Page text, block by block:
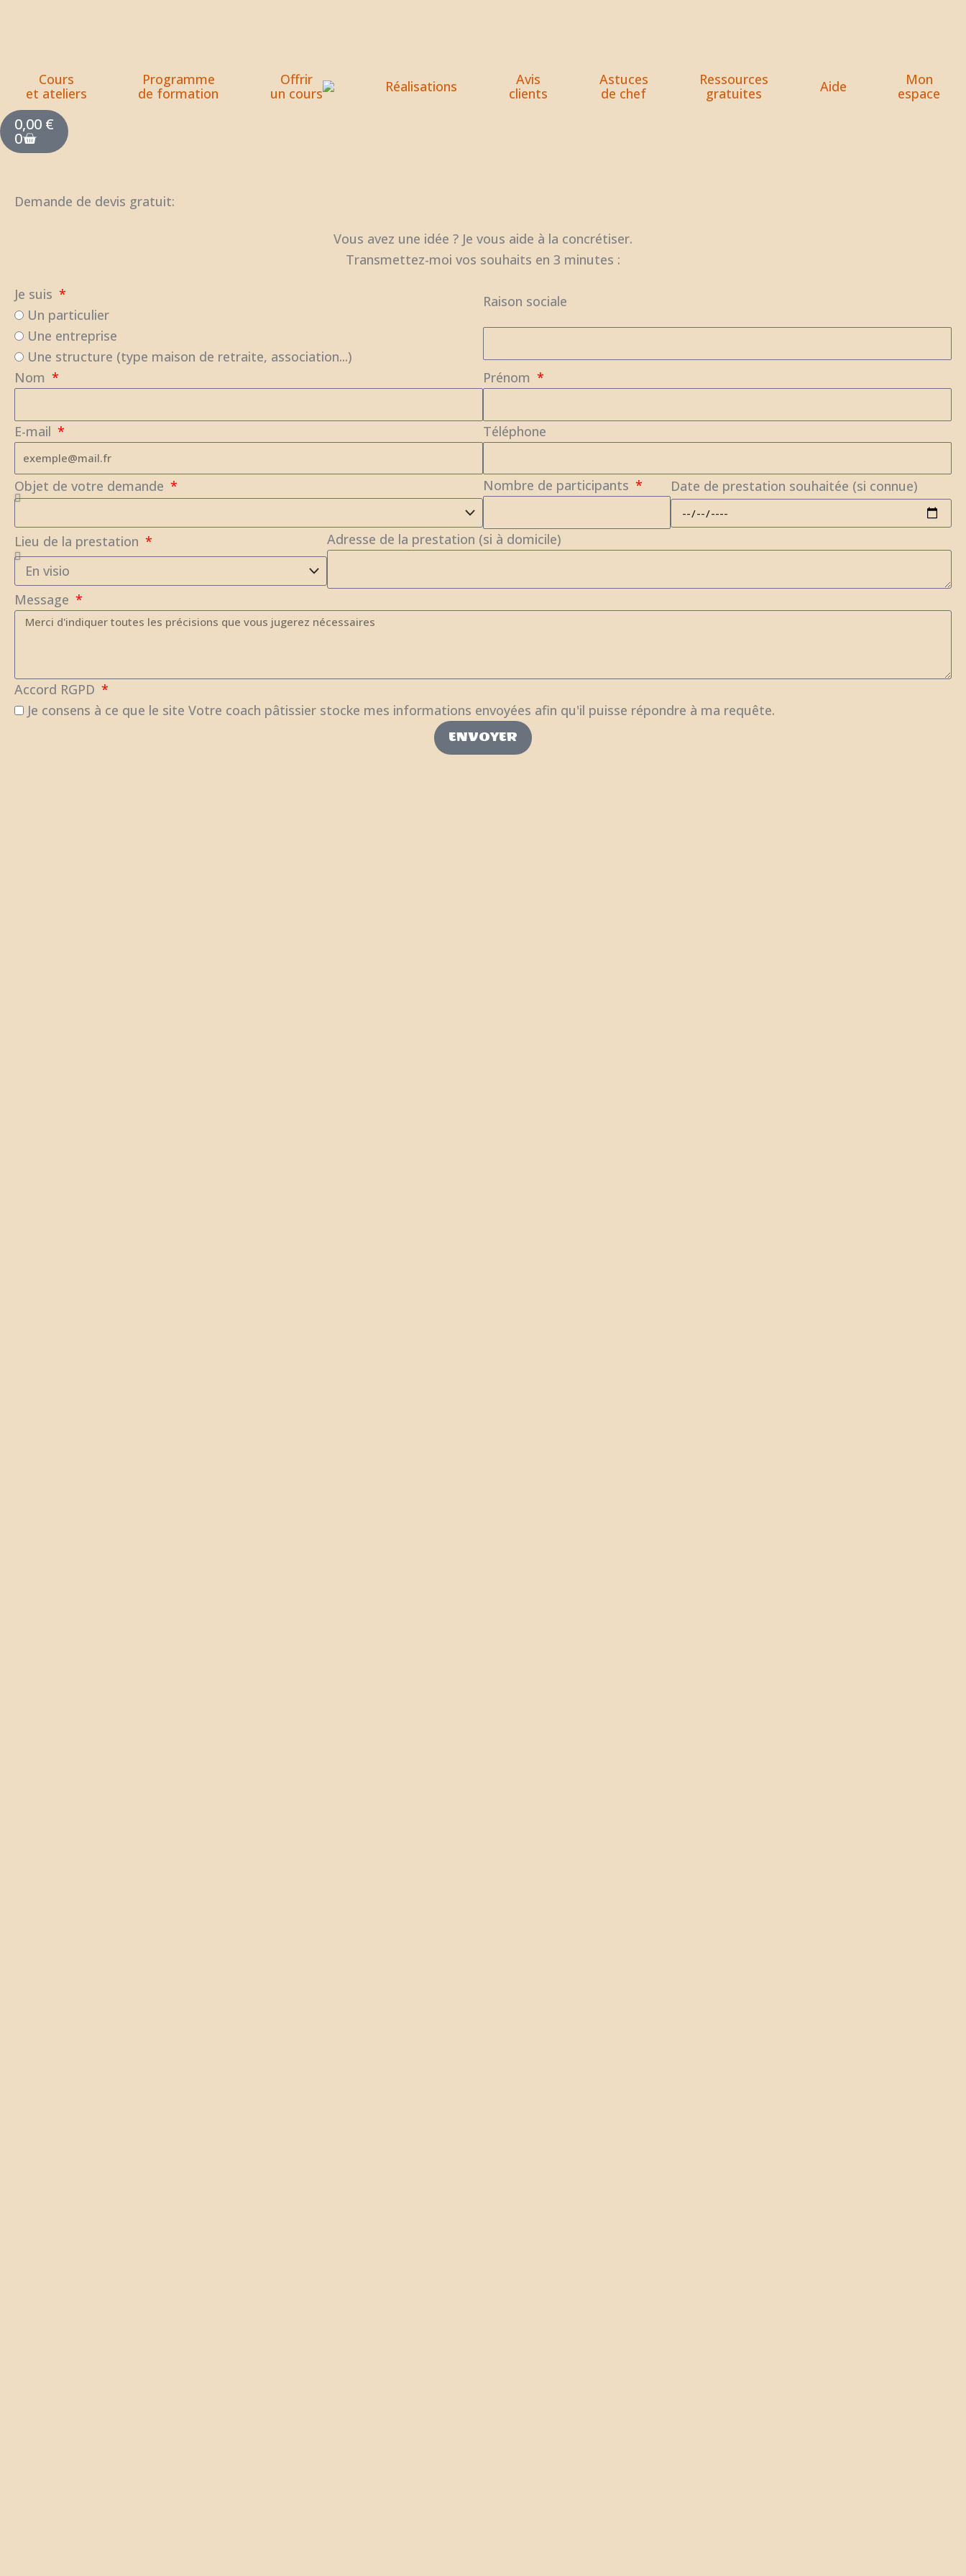
Cours
et ateliers
Programme
de formation
Offrir
un cours
Réalisations
Avis
clients
Astuces
de chef
Ressources
gratuites
Aide
Mon
espace
0,00 €
0
Panier
Demande de devis gratuit:
Vous avez une idée ? Je vous aide à la concrétiser.
Transmettez-moi vos souhaits en 3 minutes :
Je suis
Un particulier
Une entreprise
Une structure (type maison de retraite, association...)
Raison sociale
Nom Prénom
E-mail Téléphone
Objet de votre demande Nombre de participants Date de prestation souhaitée (si connue)
Lieu de la prestation Adresse de la prestation (si à domicile)
Message
Accord RGPD
Je consens à ce que le site Votre coach pâtissier stocke mes informations envoyées afin qu'il puisse répondre à ma requête.
ENVOYER